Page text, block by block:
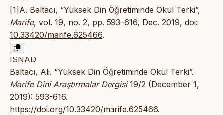
[1]A. Baltacı, “Yüksek Din Öğretiminde Okul Terki”,
Marife, vol. 19, no. 2, pp. 593–616, Dec. 2019, doi:
10.33420/marife.625466.
ISNAD
Baltacı, Ali. “Yüksek Din Öğretiminde Okul Terki”.
Marife Dini Araştırmalar Dergisi19/2 (December 1,
2019): 593-616.
https://doi.org/10.33420/marife.625466.